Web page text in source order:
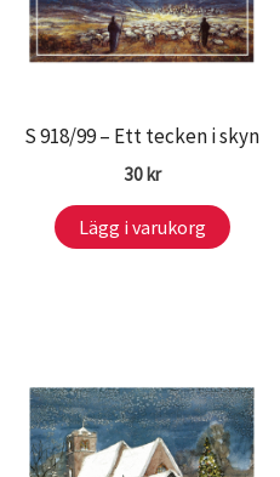
S 918/99 – Ett tecken i skyn
30 kr
Lägg i varukorg